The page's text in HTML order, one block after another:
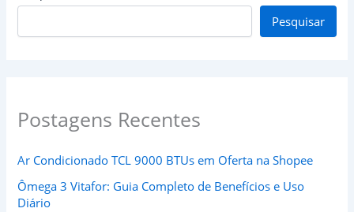
Pesquisar
Postagens Recentes
Ar Condicionado TCL 9000 BTUs em Oferta na Shopee
Ômega 3 Vitafor: Guia Completo de Benefícios e Uso
Diário